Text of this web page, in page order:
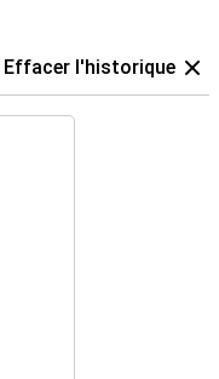
Effacer l'historique